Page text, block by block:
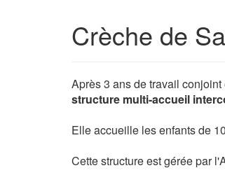
Crèche de
Après 3 ans de travail
structure multi-accueil
Elle accueille les enfants de
Cette structure est gérée par